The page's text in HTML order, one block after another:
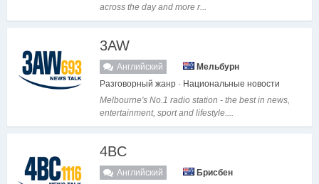
across the day and more r...
3AW
Английский
Мельбурн
Разговорный жанр · Национальные новости
Melbourne's No.1 radio station - the best in news,
entertainment, sport and lifestyle....
4BC
Английский
Брисбен